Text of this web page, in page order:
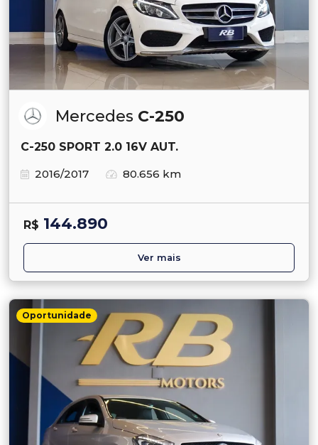
Mercedes C-250
C-250 SPORT 2.0 16V AUT.
2016/2017
80.656 km
R$ 144.890
Ver mais
Oportunidade